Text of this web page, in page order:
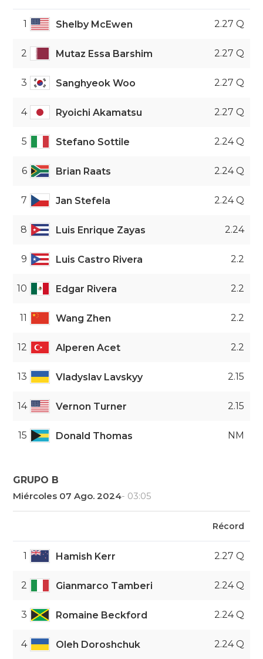
1 Shelby McEwen 2.27 Q
2 Mutaz Essa Barshim 2.27 Q
3 Sanghyeok Woo 2.27 Q
4 Ryoichi Akamatsu 2.27 Q
5 Stefano Sottile 2.24 Q
6 Brian Raats 2.24 Q
7 Jan Stefela 2.24 Q
8 Luis Enrique Zayas 2.24
9 Luis Castro Rivera 2.2
10 Edgar Rivera 2.2
11 Wang Zhen 2.2
12 Alperen Acet 2.2
13 Vladyslav Lavskyy 2.15
14 Vernon Turner 2.15
15 Donald Thomas NM
GRUPO B
Miércoles 07 Ago. 2024- 03:05
Récord
1 Hamish Kerr 2.27 Q
2 Gianmarco Tamberi 2.24 Q
3 Romaine Beckford 2.24 Q
4 Oleh Doroshchuk 2.24 Q